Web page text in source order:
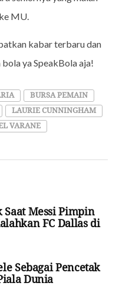
MU.
kabar terbaru dan
ya SpeakBola aja!
BURSA PEMAIN
LAURIE CUNNINGHAM
VARANE
Messi Pimpin
FC Dallas di
Sebagai Pencetak
Dunia